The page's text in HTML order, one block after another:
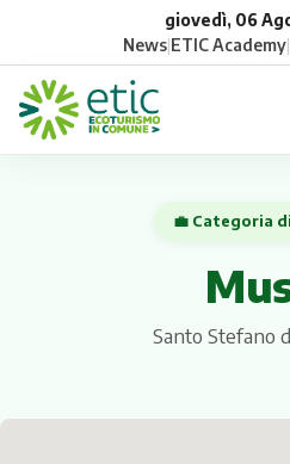
giovedì, 06
News|ETIC Academy|
Gruppi
💼 Categoria
Santo Stefano